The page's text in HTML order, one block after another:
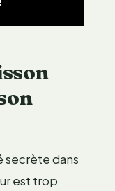
secrète dans
est trop